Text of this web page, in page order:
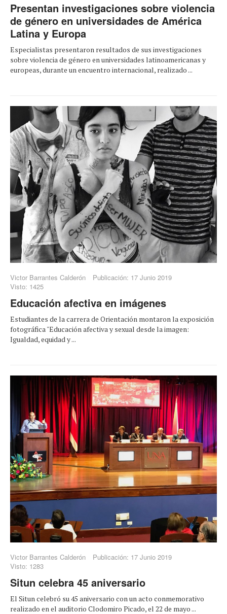
Presentan investigaciones sobre violencia
de género en universidades de América
Latina y Europa
Especialistas presentaron resultados de sus investigaciones
sobre violencia de género en universidades latinoamericanas y
europeas, durante un encuentro internacional, realizado ...
Victor Barrantes Calderón
Publicación: 17 Junio 2019
Visto: 1425
Educación afectiva en imágenes
Estudiantes de la carrera de Orientación montaron la exposición
fotográfica "Educación afectiva y sexual desde la imagen:
Igualdad, equidad y ...
Victor Barrantes Calderón
Publicación: 17 Junio 2019
Visto: 1283
Situn celebra 45 aniversario
El Situn celebró su 45 aniversario con un acto conmemorativo
realizado en el auditorio Clodomiro Picado, el 22 de mayo ...